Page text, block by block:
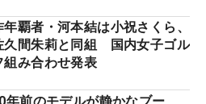
年覇者・河本結は小祝さくら、
久間朱莉と同組 国内女子ゴル
組み合わせ発表